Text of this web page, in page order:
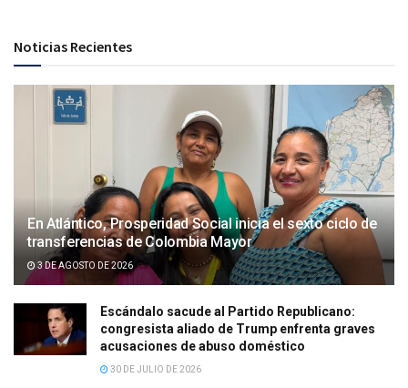
Noticias Recientes
En Atlántico, Prosperidad Social inicia el sexto ciclo de
transferencias de Colombia Mayor
3 DE AGOSTO DE 2026
Escándalo sacude al Partido Republicano:
congresista aliado de Trump enfrenta graves
acusaciones de abuso doméstico
30 DE JULIO DE 2026